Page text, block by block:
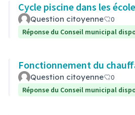
Cycle piscine dans les
Question citoyenne
0
Réponse du Conseil municipal
Fonctionnement du
Question citoyenne
0
Réponse du Conseil municipal